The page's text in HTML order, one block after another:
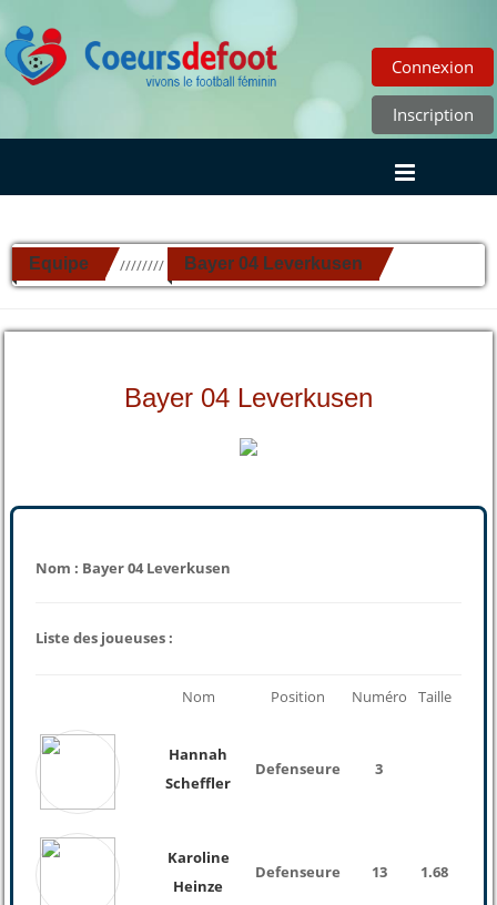
Connexion
Inscription
Equipe ////////// Bayer 04 Leverkusen
Bayer 04 Leverkusen
Nom : Bayer 04 Leverkusen
Liste des joueuses :
Nom Position Numéro Taille
Hannah
Scheffler
Defenseure 3
Karoline
Heinze
Defenseure 13 1.68